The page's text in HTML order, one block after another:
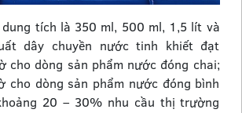
dung tích là 350 ml, 500 ml, 1,5 lít và
dây chuyền nước tinh khiết đạt
cho dòng sản phẩm nước đóng chai;
cho dòng sản phẩm nước đóng bình
20 – 30% nhu cầu thị trường